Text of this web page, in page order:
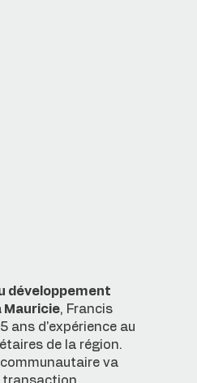
développement
Mauricie, Francis
ans d'expérience au
de la région.
va